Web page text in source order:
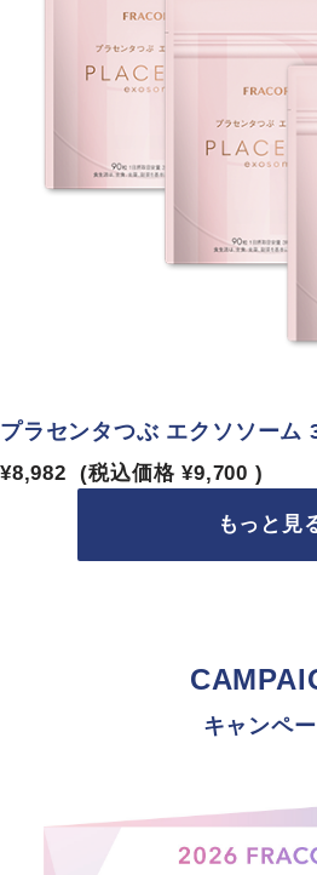
プラセンタつぶ エクソソーム
¥8,982 (税込価格 ¥9,700 )
もっと見
キャンペ